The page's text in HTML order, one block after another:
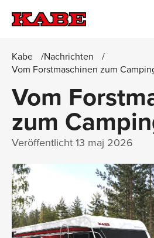
Kabe
Nachrichten
Vom Forstmaschinen zum
Vom
zum
Veröffentlicht 13 maj 2026